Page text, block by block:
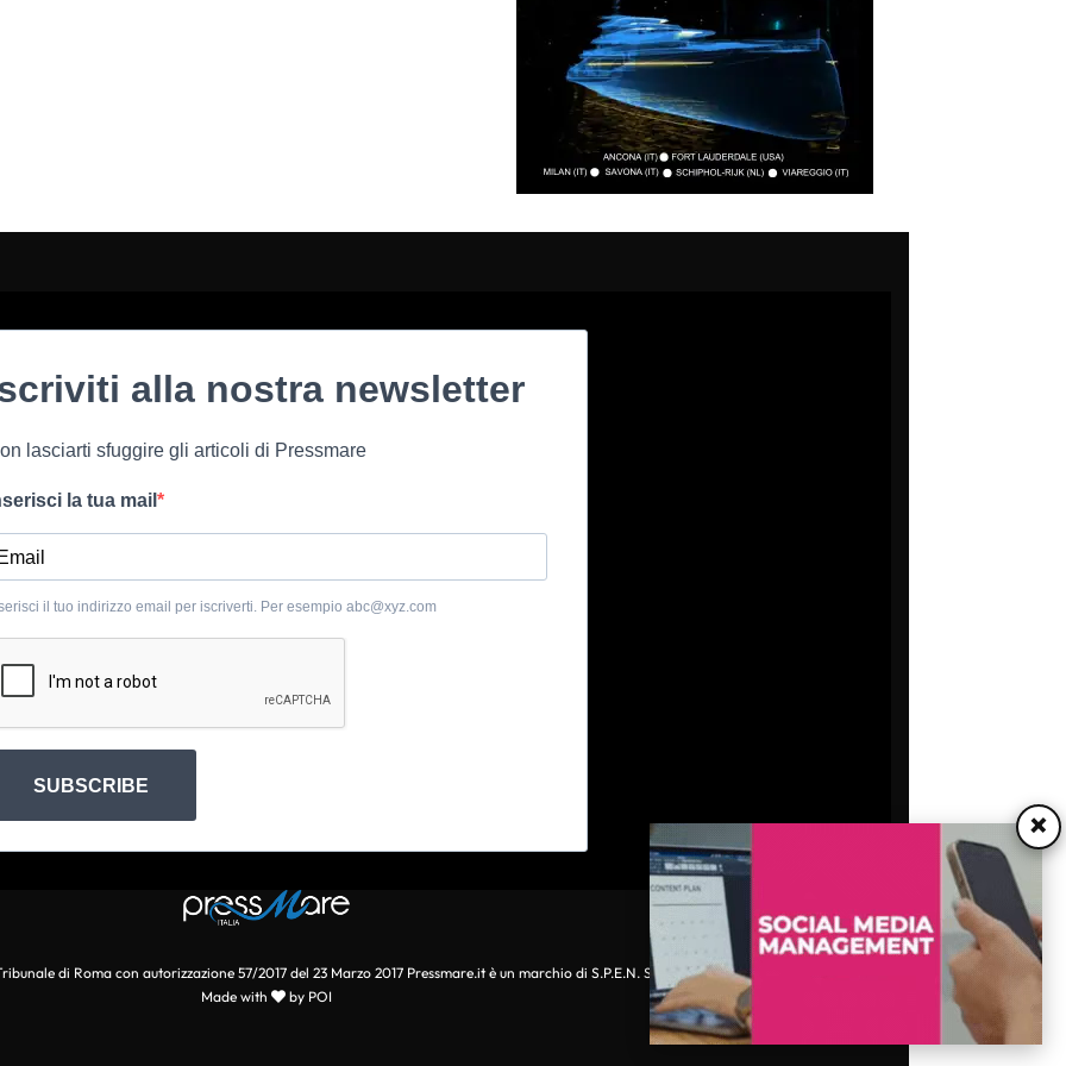
×
alla nostra newsletter
lasciarti sfuggire gli articoli di Pressmare
la tua mail
il tuo indirizzo email per iscriverti. Per esempio abc@xyz.com
SUBSCRIBE
di Roma con autorizzazione 57/2017 del 23 Marzo 2017 Pressmare.it è un marchio di S.P.E.N. Srl - P.IVA 06511641000
Made with
by POI